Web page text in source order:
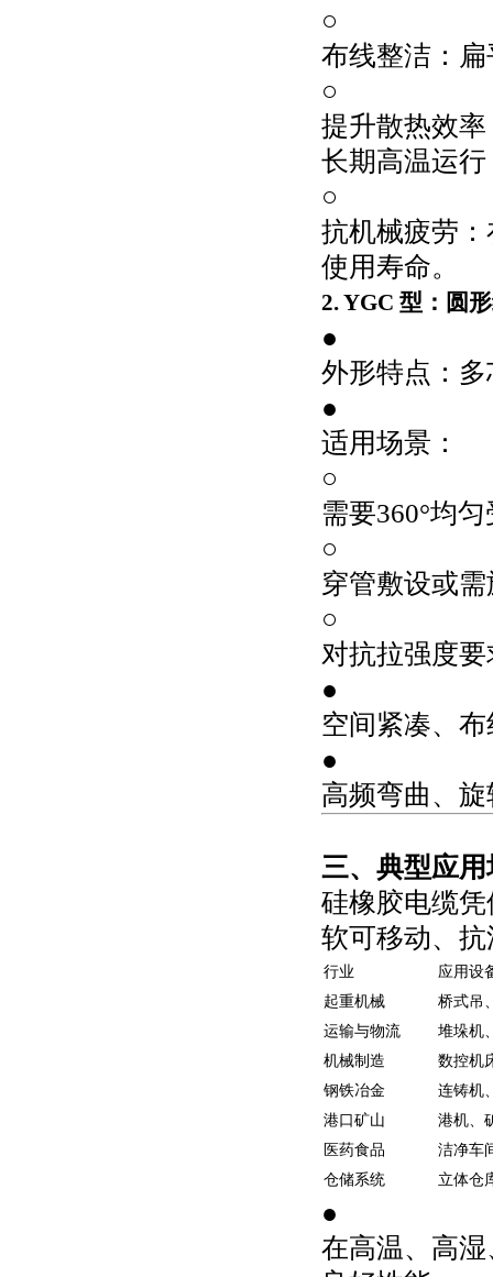
○
布线整洁：
○
提升散热效
长期高温运行
○
抗机械疲劳
使用寿命。
2. YGC 型：圆
●
外形特点：
●
适用场景：
○
需要360°均
○
穿管敷设或
○
对抗拉强度
●
空间紧凑、
●
高频弯曲、
三、典型应
硅橡胶电缆
软可移动、
行业
应用设
起重机械
桥式吊
运输与物流
堆垛机
机械制造
数控机
钢铁冶金
连铸机
港口矿山
港机、
医药食品
洁净车
仓储系统
立体仓
●
在高温、高